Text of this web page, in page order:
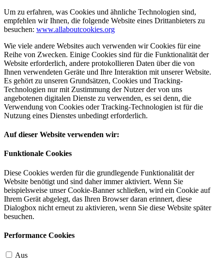
Um zu erfahren, was Cookies und ähnliche Technologien sind,
empfehlen wir Ihnen, die folgende Website eines Drittanbieters zu
besuchen: www.allaboutcookies.org
Wie viele andere Websites auch verwenden wir Cookies für eine
Reihe von Zwecken. Einige Cookies sind für die Funktionalität der
Website erforderlich, andere protokollieren Daten über die von
Ihnen verwendeten Geräte und Ihre Interaktion mit unserer Website.
Es gehört zu unseren Grundsätzen, Cookies und Tracking-
Technologien nur mit Zustimmung der Nutzer der von uns
angebotenen digitalen Dienste zu verwenden, es sei denn, die
Verwendung von Cookies oder Tracking-Technologien ist für die
Nutzung eines Dienstes unbedingt erforderlich.
Auf dieser Website verwenden wir:
Funktionale Cookies
Diese Cookies werden für die grundlegende Funktionalität der
Website benötigt und sind daher immer aktiviert. Wenn Sie
beispielsweise unser Cookie-Banner schließen, wird ein Cookie auf
Ihrem Gerät abgelegt, das Ihren Browser daran erinnert, diese
Dialogbox nicht erneut zu aktivieren, wenn Sie diese Website später
besuchen.
Performance Cookies
Aus